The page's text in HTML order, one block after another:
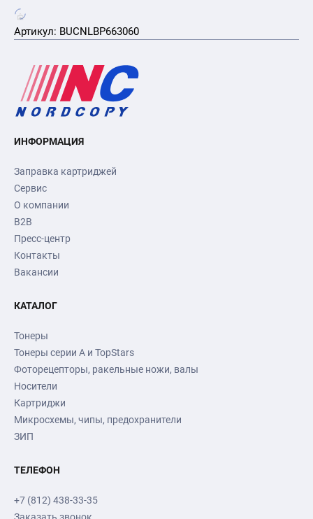
Артикул: BUCNLBP663060
ИНФОРМАЦИЯ
Заправка картриджей
Сервис
О компании
B2B
Пресс-центр
Контакты
Вакансии
КАТАЛОГ
Тонеры
Тонеры серии А и TopStars
Фоторецепторы, ракельные ножи, валы
Носители
Картриджи
Микросхемы, чипы, предохранители
ЗИП
ТЕЛЕФОН
+7 (812) 438-33-35